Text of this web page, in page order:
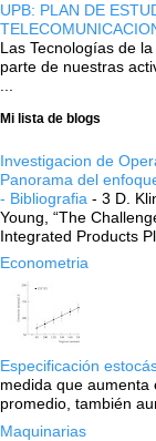
UPB: PLAN DE
Las Tecnologías de
parte de nuestras
Mi lista de blogs
Investigacion de
Panorama del
- Bibliografia - 3 D.
Young, “The
Integrated Products
Econometria
Especificación
medida que aumenta
promedio, también
Maquinarias